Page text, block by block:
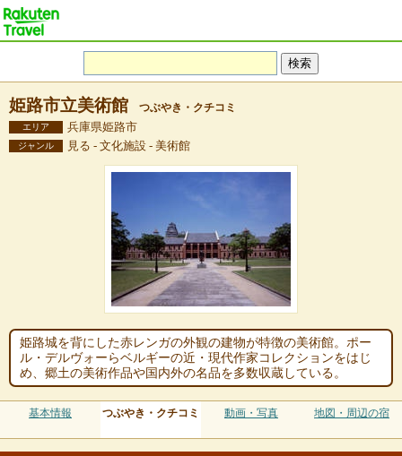
姫路市立美術館 つぶやき・クチコミ
エリア 兵庫県姫路市
ジャンル 見る - 文化施設 - 美術館
姫路城を背にした赤レンガの外観の建物が特徴の美術館。ポー
ル・デルヴォーらベルギーの近・現代作家コレクションをはじ
め、郷土の美術作品や国内外の名品を多数収蔵している。
基本情報 つぶやき・クチコミ 動画・写真 地図・周辺の宿